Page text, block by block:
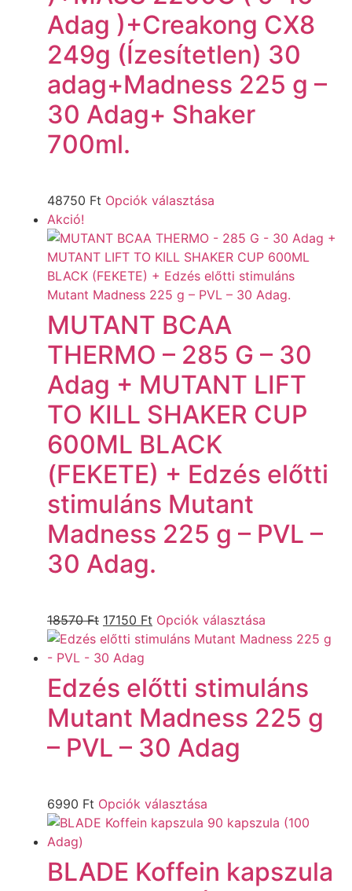
Adag )+Creakong CX8
249g (Ízesítetlen) 30
adag+Madness 225 g –
30 Adag+ Shaker
700ml.
48750 Ft Opciók választása
Akció!
MUTANT BCAA
THERMO – 285 G – 30
Adag + MUTANT LIFT
TO KILL SHAKER CUP
600ML BLACK
(FEKETE) + Edzés előtti
stimuláns Mutant
Madness 225 g – PVL –
30 Adag.
18570Ft 17150 Ft Opciók választása
Edzés előtti stimuláns
Mutant Madness 225 g
– PVL – 30 Adag
6990 Ft Opciók választása
BLADE Koffein kapszula